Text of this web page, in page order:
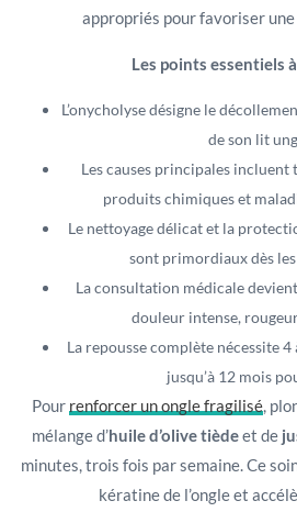
appropriés pour favoriser
Les points essentiels
L’onycholyse désigne le
de son lit
Les causes principales incluent
produits chimiques et
Le nettoyage délicat et la
sont primordiaux dès
La consultation médicale
douleur intense,
La repousse complète nécessite
jusqu’à 12 mois
Pour renforcer un ongle fragilisé,
mélange d’huile d’olive tièdeet de
minutes, trois fois par semaine. Ce
kératine de l’ongle et